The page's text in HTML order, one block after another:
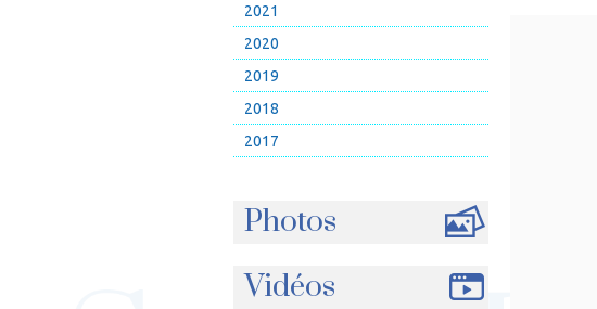
2021
2020
2019
2018
2017
Photos
Vidéos